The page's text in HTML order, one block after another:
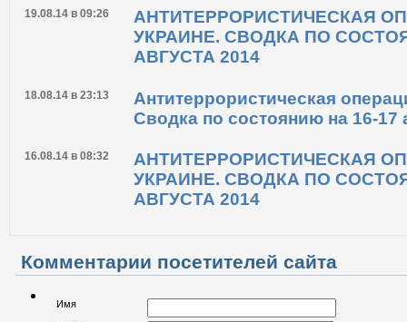
УКРАИНЕ. СВОДКА ПО
АВГУСТА 2014
УКРАИНЕ. СВОДКА ПО
АВГУСТА 2014
18.08.14 в 23:13
Антитеррористическая
Сводка по состоянию на 16-17
АВГУСТА 2014
Комментарии посетителей сайта